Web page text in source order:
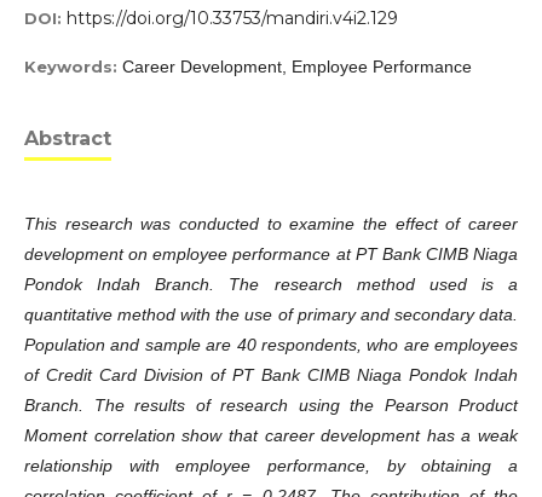
DOI: https://doi.org/10.33753/mandiri.v4i2.129
Keywords: Career Development, Employee Performance
Abstract
This research was conducted to examine the effect of career
development on employee performance at PT Bank CIMB Niaga
Pondok Indah Branch. The research method used is a
quantitative method with the use of primary and secondary data.
Population and sample are 40 respondents, who are employees
of Credit Card Division of PT Bank CIMB Niaga Pondok Indah
Branch. The results of research using the Pearson Product
Moment correlation show that career development has a weak
relationship with employee performance, by obtaining a